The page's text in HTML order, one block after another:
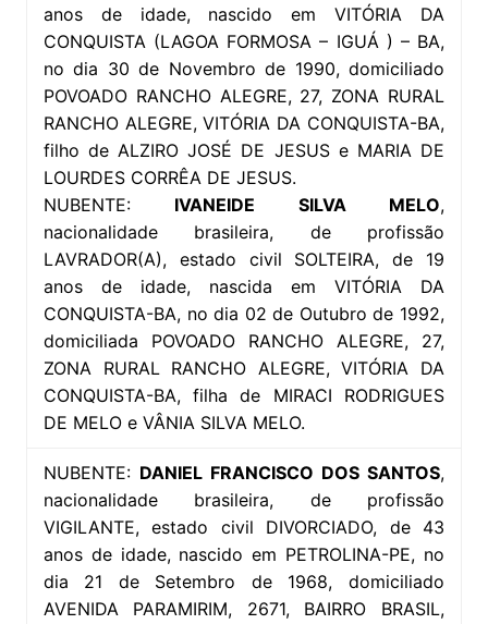
anos de idade, nascido em VITÓRIA DA
CONQUISTA (LAGOA FORMOSA – IGUÁ ) – BA,
no dia 30 de Novembro de 1990, domiciliado
POVOADO RANCHO ALEGRE, 27, ZONA RURAL
RANCHO ALEGRE, VITÓRIA DA CONQUISTA-BA,
filho de ALZIRO JOSÉ DE JESUS e MARIA DE
LOURDES CORRÊA DE JESUS.
NUBENTE: IVANEIDE SILVA MELO,
nacionalidade brasileira, de profissão
LAVRADOR(A), estado civil SOLTEIRA, de 19
anos de idade, nascida em VITÓRIA DA
CONQUISTA-BA, no dia 02 de Outubro de 1992,
domiciliada POVOADO RANCHO ALEGRE, 27,
ZONA RURAL RANCHO ALEGRE, VITÓRIA DA
CONQUISTA-BA, filha de MIRACI RODRIGUES
DE MELO e VÂNIA SILVA MELO.
NUBENTE: DANIEL FRANCISCO DOS SANTOS,
nacionalidade brasileira, de profissão
VIGILANTE, estado civil DIVORCIADO, de 43
anos de idade, nascido em PETROLINA-PE, no
dia 21 de Setembro de 1968, domiciliado
AVENIDA PARAMIRIM, 2671, BAIRRO BRASIL,